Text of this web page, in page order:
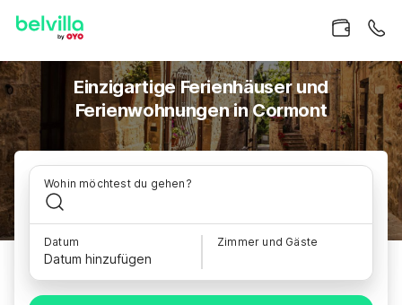
Einzigartige Ferienhäuser und
Ferienwohnungen in Cormont
Wohin möchtest du gehen?
Datum
Datum hinzufügen
Zimmer und Gäste